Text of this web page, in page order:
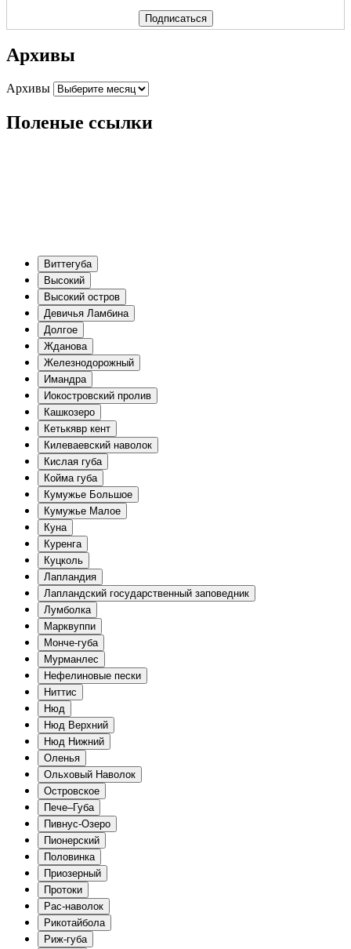
Архивы
Архивы
Поленые ссылки
Виттегуба
Высокий
Высокий остров
Девичья Ламбина
Долгое
Жданова
Железнодорожный
Имандра
Иокостровский пролив
Кашкозеро
Кетькявр кент
Килеваевский наволок
Кислая губа
Койма губа
Кумужье Большое
Кумужье Малое
Куна
Куренга
Куцколь
Лапландия
Лапландский государственный заповедник
Лумболка
Марквуппи
Монче-губа
Мурманлес
Нефелиновые пески
Ниттис
Нюд
Нюд Верхний
Нюд Нижний
Оленья
Ольховый Наволок
Островское
Пече–Губа
Пивнус-Озеро
Пионерский
Половинка
Приозерный
Протоки
Рас-наволок
Рикотайбола
Риж-губа